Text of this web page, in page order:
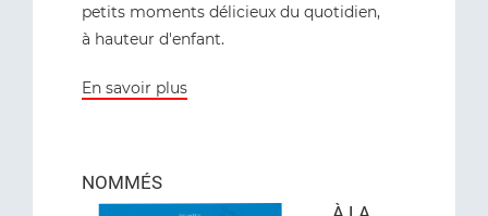
petits moments délicieux du quotidien,
à hauteur d'enfant.
En savoir plus
NOMMÉS